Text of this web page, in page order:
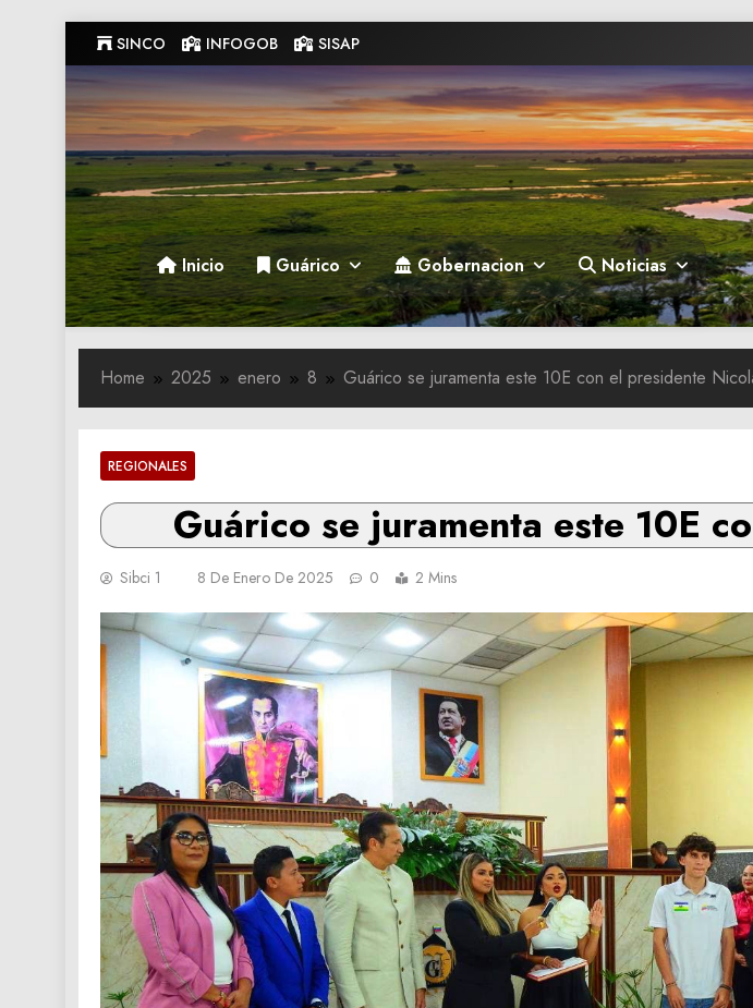
to
content
SINCO INFOGOB SISAP
Gobernacion de Guarico
Gobernacion de Guarico
Inicio Guárico Gobernacion Noticias
Home 2025 enero 8 Guárico se juramenta este 10E con el presidente
REGIONALES
Guárico se juramenta este 10E
Sibci 1 8 De Enero De 2025 0 2 Mins